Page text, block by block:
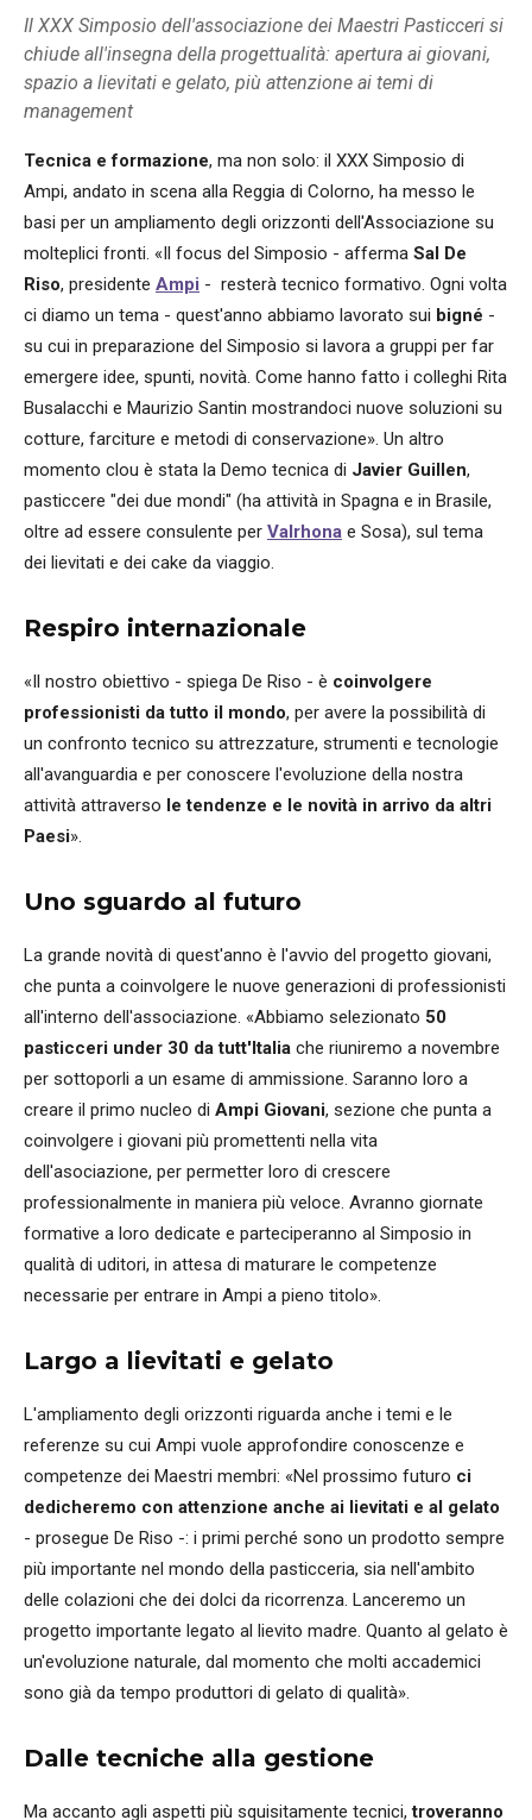
Il XXX Simposio dell'associazione dei Maestri Pasticceri si
chiude all'insegna della progettualità: apertura ai giovani,
spazio a lievitati e gelato, più attenzione ai temi di
management
Tecnica e formazione, ma non solo: il XXX Simposio di
Ampi, andato in scena alla Reggia di Colorno, ha messo le
basi per un ampliamento degli orizzonti dell'Associazione su
molteplici fronti. «Il focus del Simposio - afferma Sal De
Riso, presidente Ampi - resterà tecnico formativo. Ogni volta
ci diamo un tema - quest'anno abbiamo lavorato sui bigné -
su cui in preparazione del Simposio si lavora a gruppi per far
emergere idee, spunti, novità. Come hanno fatto i colleghi Rita
Busalacchi e Maurizio Santin mostrandoci nuove soluzioni su
cotture, farciture e metodi di conservazione». Un altro
momento clou è stata la Demo tecnica di Javier Guillen,
pasticcere "dei due mondi" (ha attività in Spagna e in Brasile,
oltre ad essere consulente per Valrhona e Sosa), sul tema
dei lievitati e dei cake da viaggio.
Respiro internazionale
«Il nostro obiettivo - spiega De Riso - è coinvolgere
professionisti da tutto il mondo, per avere la possibilità di
un confronto tecnico su attrezzature, strumenti e tecnologie
all'avanguardia e per conoscere l'evoluzione della nostra
attività attraverso le tendenze e le novità in arrivo da altri
Paesi».
Uno sguardo al futuro
La grande novità di quest'anno è l'avvio del progetto giovani,
che punta a coinvolgere le nuove generazioni di professionisti
all'interno dell'associazione. «Abbiamo selezionato 50
pasticceri under 30 da tutt'Italia che riuniremo a novembre
per sottoporli a un esame di ammissione. Saranno loro a
creare il primo nucleo di Ampi Giovani, sezione che punta a
coinvolgere i giovani più promettenti nella vita
dell'asociazione, per permetter loro di crescere
professionalmente in maniera più veloce. Avranno giornate
formative a loro dedicate e parteciperanno al Simposio in
qualità di uditori, in attesa di maturare le competenze
necessarie per entrare in Ampi a pieno titolo».
Largo a lievitati e gelato
L'ampliamento degli orizzonti riguarda anche i temi e le
referenze su cui Ampi vuole approfondire conoscenze e
competenze dei Maestri membri: «Nel prossimo futuro ci
dedicheremo con attenzione anche ai lievitati e al gelato
- prosegue De Riso -: i primi perché sono un prodotto sempre
più importante nel mondo della pasticceria, sia nell'ambito
delle colazioni che dei dolci da ricorrenza. Lanceremo un
progetto importante legato al lievito madre. Quanto al gelato è
un'evoluzione naturale, dal momento che molti accademici
sono già da tempo produttori di gelato di qualità».
Dalle tecniche alla gestione
Ma accanto agli aspetti più squisitamente tecnici,troveranno